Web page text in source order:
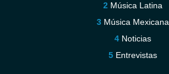
Música Latina
Música Mexicana
Noticias
Entrevistas